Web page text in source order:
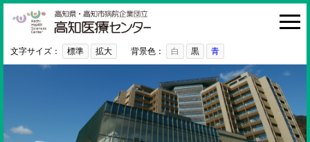
HOME
診療科・部門
病院紹介
文字サイズ： 標準 拡大 背景色： 白 黒 青